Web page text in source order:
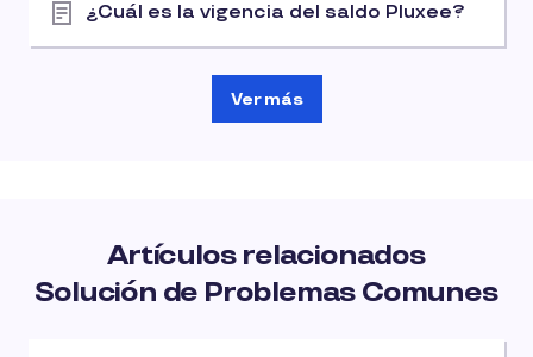
¿Cuál es la vigencia del saldo Pluxee?
Ver más
Artículos relacionados
Solución de Problemas Comunes